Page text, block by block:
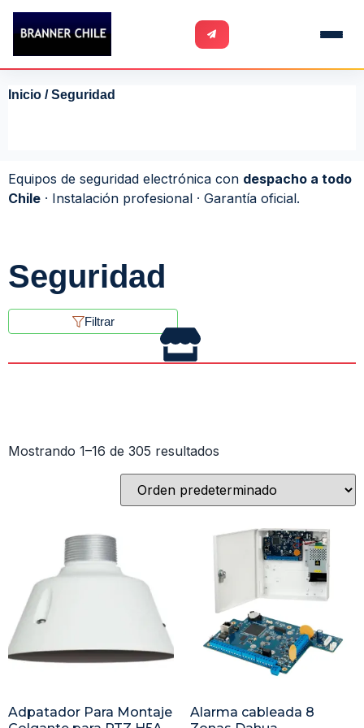
Inicio / Seguridad
Equipos de seguridad electrónica con despacho a todo
Chile · Instalación profesional · Garantía oficial.
Seguridad
Filtrar
Mostrando 1–16 de 305 resultados
Adpatador Para Montaje
Alarma cableada 8